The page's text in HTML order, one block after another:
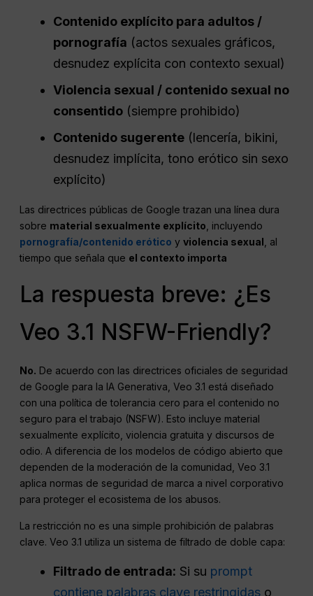
Contenido explícito para adultos /
pornografía (actos sexuales gráficos,
desnudez explícita con contexto sexual)
Violencia sexual / contenido sexual no
consentido (siempre prohibido)
Contenido sugerente (lencería, bikini,
desnudez implícita, tono erótico sin sexo
explícito)
Las directrices públicas de Google trazan una línea dura
sobre material sexualmente explícito , incluyendo
pornografía/contenido erótico yviolencia sexual , al
tiempo que señala que el contexto importa
La respuesta breve: ¿Es
Veo 3.1 NSFW-Friendly?
No. De acuerdo con las directrices oficiales de seguridad
de Google para la IA Generativa, Veo 3.1 está diseñado
con una política de tolerancia cero para el contenido no
seguro para el trabajo (NSFW). Esto incluye material
sexualmente explícito, violencia gratuita y discursos de
odio. A diferencia de los modelos de código abierto que
dependen de la moderación de la comunidad, Veo 3.1
aplica normas de seguridad de marca a nivel corporativo
para proteger el ecosistema de los abusos.
La restricción no es una simple prohibición de palabras
clave. Veo 3.1 utiliza un sistema de filtrado de doble capa:
Filtrado de entrada: Si su prompt
contiene palabras clave restringidas o